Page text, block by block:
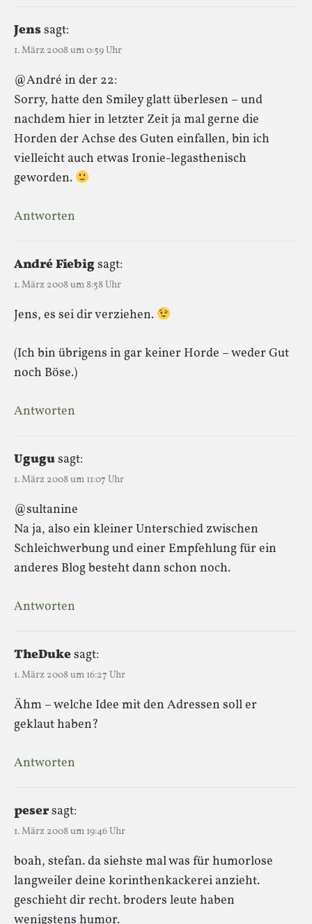
Jenssagt:
1. März 2008 um 0:59 Uhr
@André in der 22:
Sorry, hatte den Smiley glatt überlesen – und
nachdem hier in letzter Zeit ja mal gerne die
Horden der Achse des Guten einfallen, bin ich
vielleicht auch etwas Ironie-legasthenisch
geworden.
Antworten
André Fiebigsagt:
1. März 2008 um 8:58 Uhr
Jens, es sei dir verziehen.
(Ich bin übrigens in gar keiner Horde – weder Gut
noch Böse.)
Antworten
Ugugusagt:
1. März 2008 um 11:07 Uhr
@sultanine
Na ja, also ein kleiner Unterschied zwischen
Schleichwerbung und einer Empfehlung für ein
anderes Blog besteht dann schon noch.
Antworten
TheDukesagt:
1. März 2008 um 16:27 Uhr
Ähm – welche Idee mit den Adressen soll er
geklaut haben?
Antworten
pesersagt:
1. März 2008 um 19:46 Uhr
boah, stefan. da siehste mal was für humorlose
langweiler deine korinthenkackerei anzieht.
geschieht dir recht. broders leute haben
wenigstens humor.